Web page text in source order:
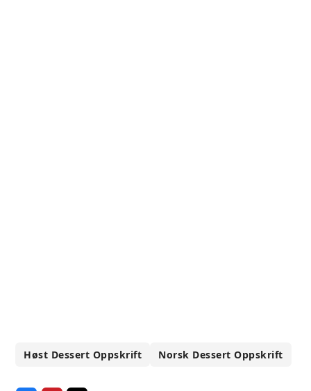
Høst Dessert Oppskrift Norsk Dessert Oppskrift